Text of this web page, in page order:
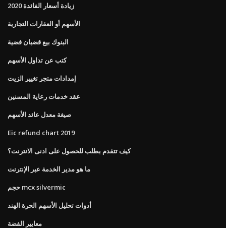
زيادة أسعار الفائدة 2020
الأسهم أو العقارات التجارية
البنوك بيع قضبان فضية
كتب عن تداول الأسهم
إمدادات متجر تغيير الزيت
عقد خدمات رعاية المسنين
صيغة معدل عائد الأسهم
Eic refund chart 2019
كيف تتقدم بطلب للحصول على ادنى الانترنت؟
ما هو مدير الخدمة عبر الإنترنت
حجم mcx silvermic
أدوات تحليل الأسهم الحرة الهند
معايير الفضة